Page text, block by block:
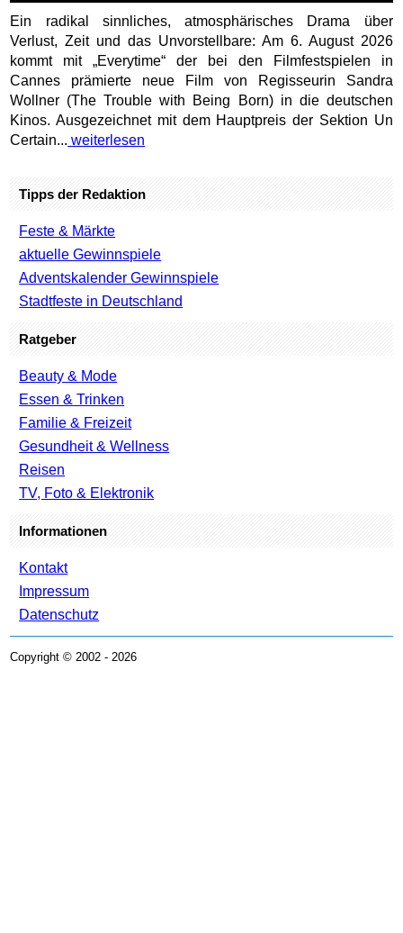
Ein radikal sinnliches, atmosphärisches Drama über
Verlust, Zeit und das Unvorstellbare: Am 6. August 2026
kommt mit „Everytime“ der bei den Filmfestspielen in
Cannes prämierte neue Film von Regisseurin Sandra
Wollner (The Trouble with Being Born) in die deutschen
Kinos. Ausgezeichnet mit dem Hauptpreis der Sektion Un
Certain... weiterlesen
Tipps der Redaktion
Feste & Märkte
aktuelle Gewinnspiele
Adventskalender Gewinnspiele
Stadtfeste in Deutschland
Ratgeber
Beauty & Mode
Essen & Trinken
Familie & Freizeit
Gesundheit & Wellness
Reisen
TV, Foto & Elektronik
Informationen
Kontakt
Impressum
Datenschutz
Copyright © 2002 - 2026